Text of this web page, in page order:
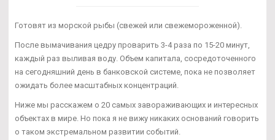
Готовят из морской рыбы (свежей или свежемороженной).
После вымачивания цедру проварить 3-4 раза по 15-20 минут,
каждый раз выливая воду. Объем капитала, сосредоточенного
на сегодняшний день в банковской системе, пока не позволяет
ожидать более масштабных концентраций.
Ниже мы расскажем о 20 самых завораживающих и интересных
объектах в мире. Но пока я не вижу никаких оснований говорить
о таком экстремальном развитии событий.